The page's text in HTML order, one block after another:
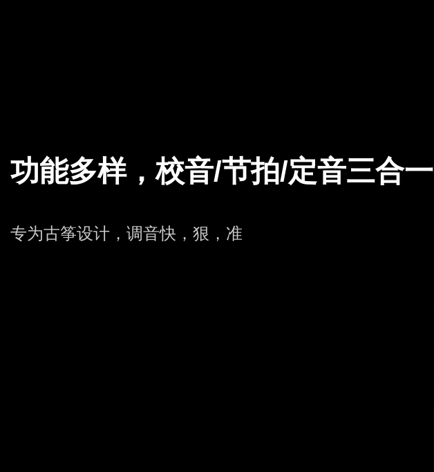
功能多样，校音/节拍/定音三合一
专为古筝设计，调音快，狠，准